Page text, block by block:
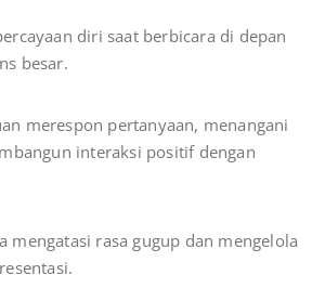
diri saat berbicara di depan
besar.
merespon pertanyaan, menangani
interaksi positif dengan
mengatasi rasa gugup dan mengelola